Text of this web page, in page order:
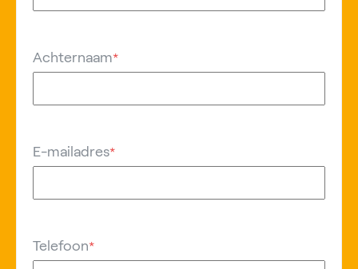
Achternaam*
E-mailadres*
Telefoon*